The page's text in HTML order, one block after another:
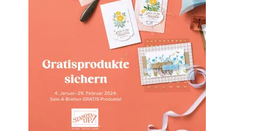
1. Februar 2024